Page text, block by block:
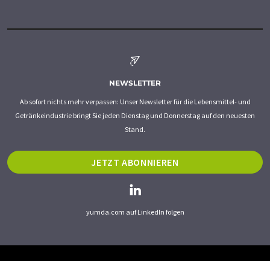
NEWSLETTER
Ab sofort nichts mehr verpassen: Unser Newsletter für die Lebensmittel- und
Getränkeindustrie bringt Sie jeden Dienstag und Donnerstag auf den neuesten
Stand.
JETZT ABONNIEREN
yumda.com auf LinkedIn folgen